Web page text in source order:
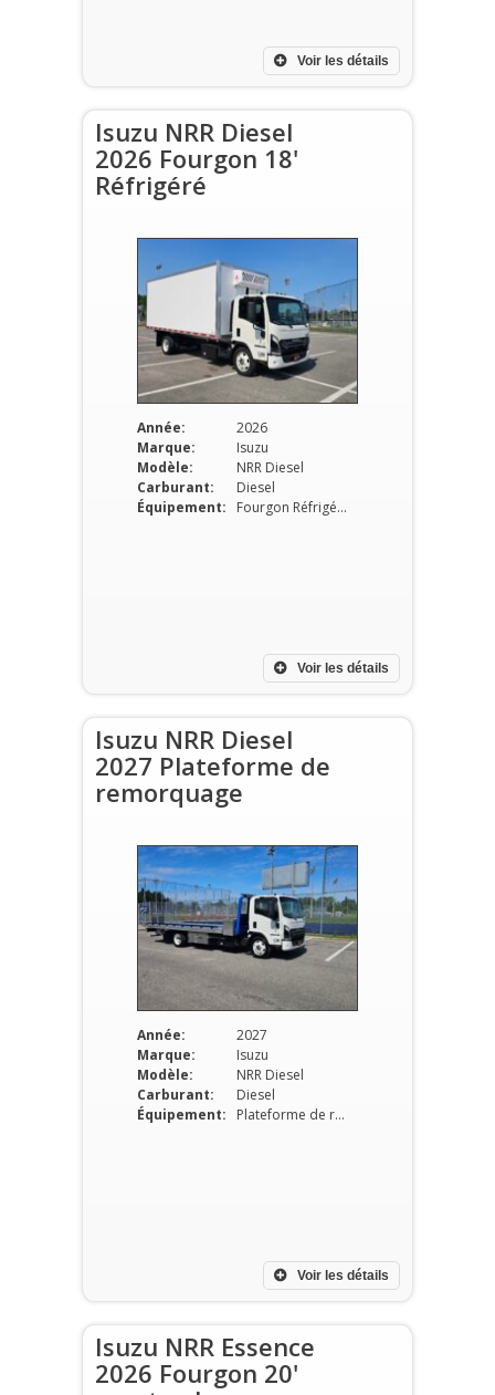
Voir les détails
Isuzu NRR Diesel
2026 Fourgon 18'
Réfrigéré
Année:
2026
Marque:
Isuzu
Modèle:
NRR Diesel
Carburant:
Diesel
Équipement:
Fourgon Réfrigéré
Voir les détails
Isuzu NRR Diesel
2027 Plateforme de
remorquage
Année:
2027
Marque:
Isuzu
Modèle:
NRR Diesel
Carburant:
Diesel
Équipement:
Plateforme de remorquage
Voir les détails
Isuzu NRR Essence
2026 Fourgon 20'